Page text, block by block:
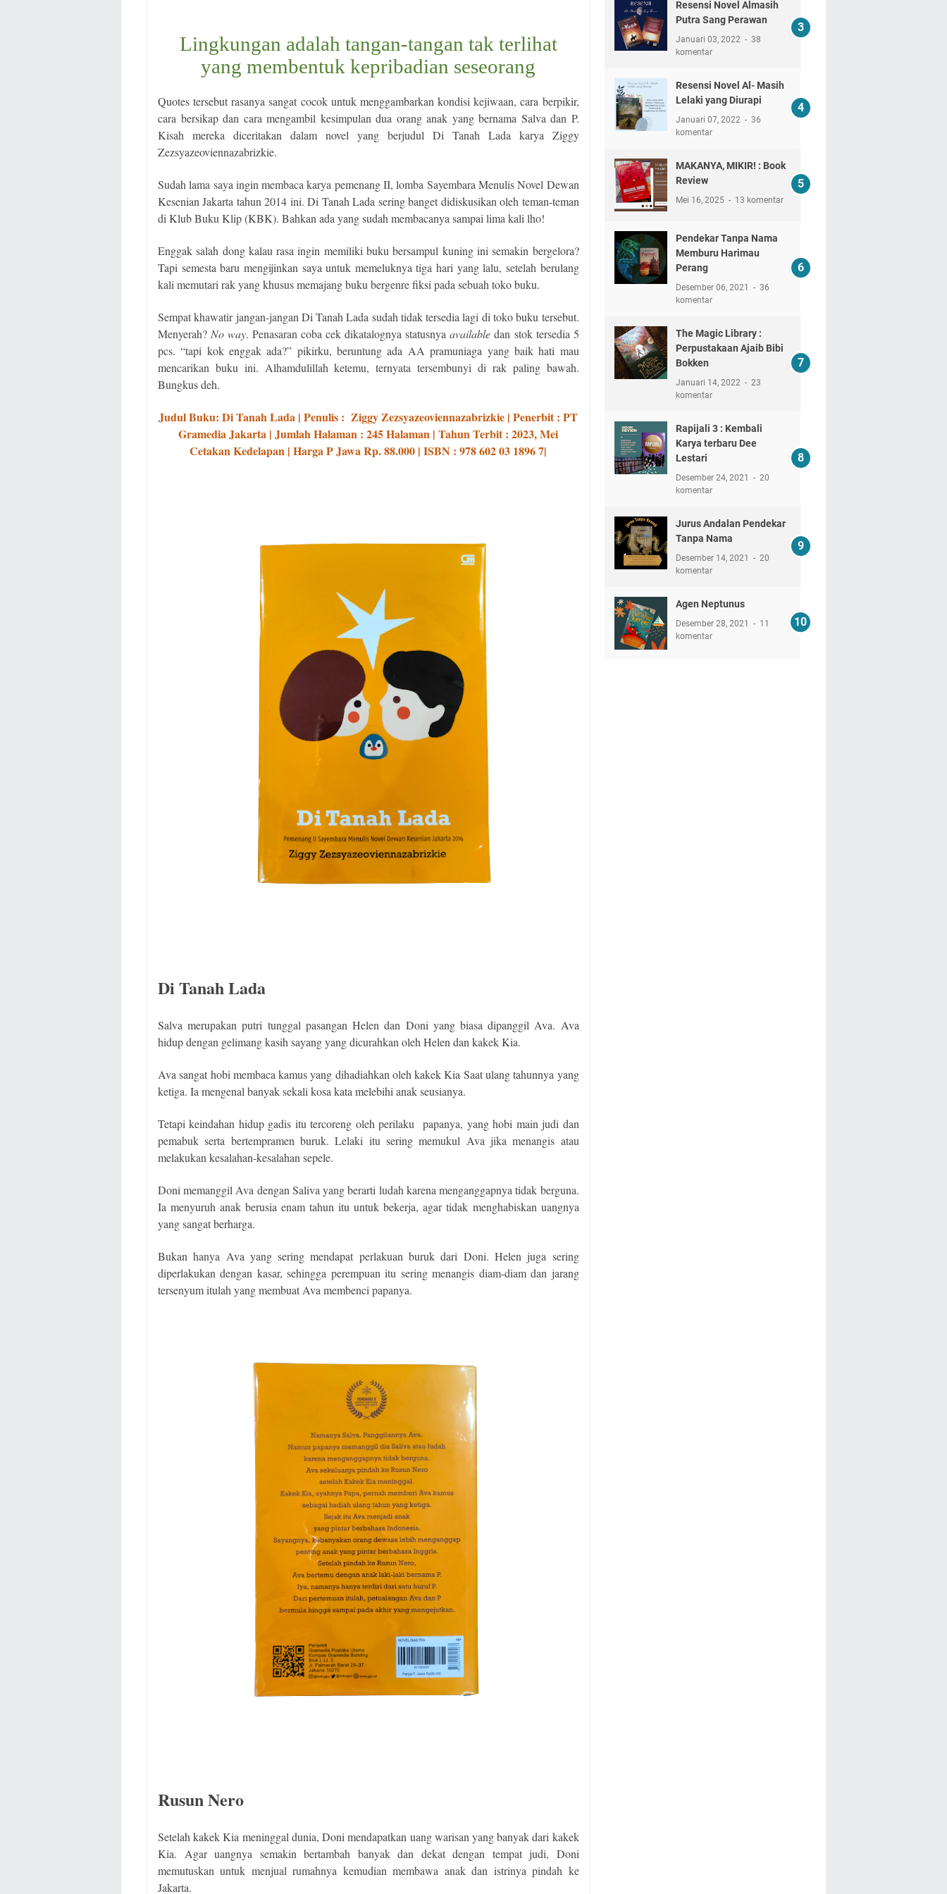
Lingkungan adalah tangan-tangan tak terlihat
yang membentuk kepribadian seseorang
Quotes tersebut rasanya sangat cocok untuk menggambarkan kondisi kejiwaan, cara berpikir,
cara bersikap dan cara mengambil kesimpulan dua orang anak yang bernama Salva dan P.
Kisah mereka diceritakan dalam novel yang berjudul Di Tanah Lada karya Ziggy
Zezsyazeoviennazabrizkie.
Sudah lama saya ingin membaca karya pemenang II, lomba Sayembara Menulis Novel Dewan
Kesenian Jakarta tahun 2014 ini. Di Tanah Lada sering banget didiskusikan oleh teman-teman
di Klub Buku Klip (KBK). Bahkan ada yang sudah membacanya sampai lima kali lho!
Enggak salah dong kalau rasa ingin memiliki buku bersampul kuning ini semakin bergelora?
Tapi semesta baru mengijinkan saya untuk memeluknya tiga hari yang lalu, setelah berulang
kali memutari rak yang khusus memajang buku bergenre fiksi pada sebuah toko buku.
Sempat khawatir jangan-jangan Di Tanah Lada sudah tidak tersedia lagi di toko buku tersebut.
Menyerah? No way. Penasaran coba cek dikatalognya statusnyaavailable dan stok tersedia 5
pcs. “tapi kok enggak ada?” pikirku, beruntung ada AA pramuniaga yang baik hati mau
mencarikan buku ini. Alhamdulillah ketemu, ternyata tersembunyi di rak paling bawah.
Bungkus deh.
Judul Buku: Di Tanah Lada | Penulis : Ziggy Zezsyazeoviennazabrizkie | Penerbit : PT
Gramedia Jakarta | Jumlah Halaman : 245 Halaman | Tahun Terbit : 2023, Mei
Cetakan Kedelapan | Harga P Jawa Rp. 88.000 | ISBN : 978 602 03 1896 7|
Di Tanah Lada
Salva merupakan putri tunggal pasangan Helen dan Doni yang biasa dipanggil Ava. Ava
hidup dengan gelimang kasih sayang yang dicurahkan oleh Helen dan kakek Kia.
Ava sangat hobi membaca kamus yang dihadiahkan oleh kakek Kia Saat ulang tahunnya yang
ketiga. Ia mengenal banyak sekali kosa kata melebihi anak seusianya.
Tetapi keindahan hidup gadis itu tercoreng oleh perilaku
papanya, yang hobi main judi dan
pemabuk serta bertempramen buruk. Lelaki itu sering memukul Ava jika menangis atau
melakukan kesalahan-kesalahan sepele.
Doni memanggil Ava dengan Saliva yang berarti ludah karena menganggapnya tidak berguna.
Ia menyuruh anak berusia enam tahun itu untuk bekerja, agar tidak menghabiskan uangnya
yang sangat berharga.
Bukan hanya Ava yang sering mendapat perlakuan buruk dari Doni. Helen juga sering
diperlakukan dengan kasar, sehingga perempuan itu sering menangis diam-diam dan jarang
tersenyum itulah yang membuat Ava membenci papanya.
Rusun Nero
Setelah kakek Kia meninggal dunia, Doni mendapatkan uang warisan yang banyak dari kakek
Kia. Agar uangnya semakin bertambah banyak dan dekat dengan tempat judi, Doni
memutuskan untuk menjual rumahnya kemudian membawa anak dan istrinya pindah ke
Jakarta.
Resensi Novel Almasih
Putra Sang Perawan
Januari 03, 2022
38
komentar
Resensi Novel Al- Masih
Lelaki yang Diurapi
Januari 07, 2022
36
komentar
MAKANYA, MIKIR! : Book
Review
Mei 16, 2025 13 komentar
Pendekar Tanpa Nama
Memburu Harimau
Perang
Desember 06, 2021
36
komentar
The Magic Library :
Perpustakaan Ajaib Bibi
Bokken
Januari 14, 2022
23
komentar
Rapijali 3 : Kembali
Karya terbaru Dee
Lestari
Desember 24, 2021
20
komentar
Jurus Andalan Pendekar
Tanpa Nama
Desember 14, 2021
20
komentar
Agen Neptunus
Desember 28, 2021
11
komentar